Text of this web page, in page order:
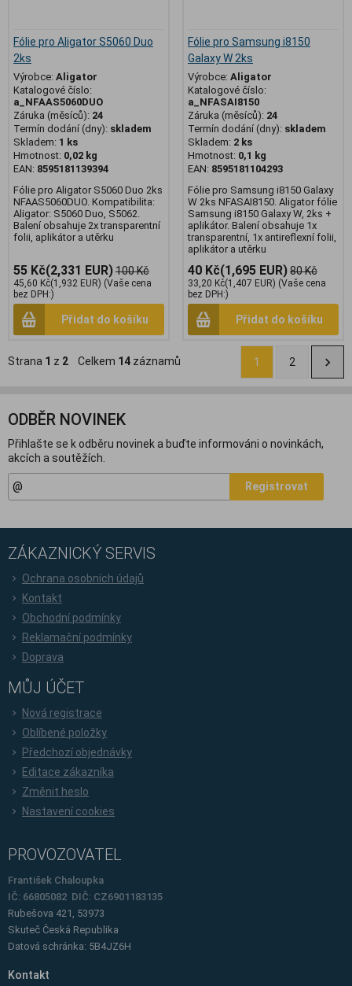
Fólie pro Aligator S5060 Duo
2ks
Výrobce: Aligator
Katalogové číslo:
a_NFAAS5060DUO
Záruka (měsíců): 24
Termín dodání (dny): skladem
Skladem: 1 ks
Hmotnost: 0,02 kg
EAN: 8595181139394
Fólie pro Aligator S5060 Duo 2ks
NFAAS5060DUO. Kompatibilita:
Aligator: S5060 Duo, S5062.
Balení obsahuje 2x transparentní
folii, aplikátor a utěrku
55 Kč(2,331 EUR)100 Kč
45,60 Kč(1,932 EUR) (Vaše cena
bez DPH:)
Přidat do košíku
Fólie pro Samsung i8150
Galaxy W 2ks
Výrobce: Aligator
Katalogové číslo:
a_NFASAI8150
Záruka (měsíců): 24
Termín dodání (dny): skladem
Skladem: 2 ks
Hmotnost: 0,1 kg
EAN: 8595181104293
Fólie pro Samsung i8150 Galaxy
W 2ks NFASAI8150. Aligator fólie
Samsung i8150 Galaxy W, 2ks +
aplikátor. Balení obsahuje 1x
transparentní, 1x antireflexní folii,
aplikátor a utěrku
40 Kč(1,695 EUR)80 Kč
33,20 Kč(1,407 EUR) (Vaše cena
bez DPH:)
Přidat do košíku
Strana 1 z 2 Celkem 14 záznamů 1 2
ODBĚR NOVINEK
Přihlašte se k odběru novinek a buďte informováni o novinkách,
akcích a soutěžích.
Registrovat
ZÁKAZNICKÝ SERVIS
Ochrana osobních údajů
Kontakt
Obchodní podmínky
Reklamační podmínky
Doprava
MŮJ ÚČET
Nová registrace
Oblíbené položky
Předchozí objednávky
Editace zákazníka
Změnit heslo
Nastavení cookies
PROVOZOVATEL
František Chaloupka
IČ: 66805082 DIČ: CZ6901183135
Rubešova 421, 53973
Skuteč Česká Republika
Datová schránka: 5B4JZ6H
Kontakt